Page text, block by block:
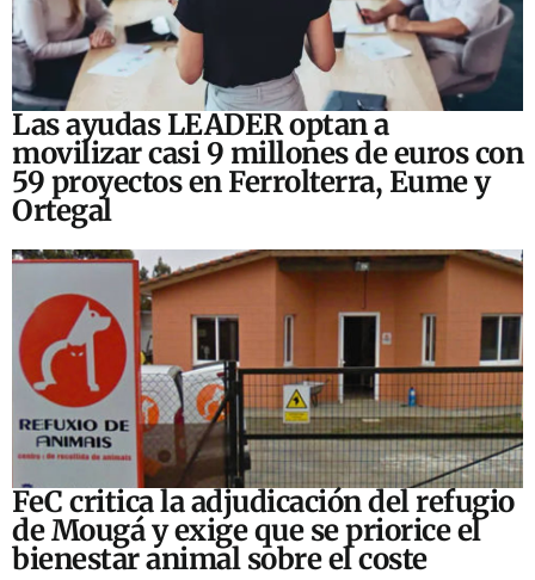
Las ayudas LEADER optan a
movilizar casi 9 millones de euros con
59 proyectos en Ferrolterra, Eume y
Ortegal
FeC critica la adjudicación del refugio
de Mougá y exige que se priorice el
bienestar animal sobre el coste